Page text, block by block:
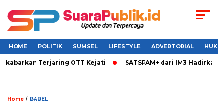
HOME POLITIK SUMSEL LIFESTYLE ADVERTORIAL
Terjaring OTT Kejati SATSPAM+ dari IM3 Hadirkan
Home / BABEL